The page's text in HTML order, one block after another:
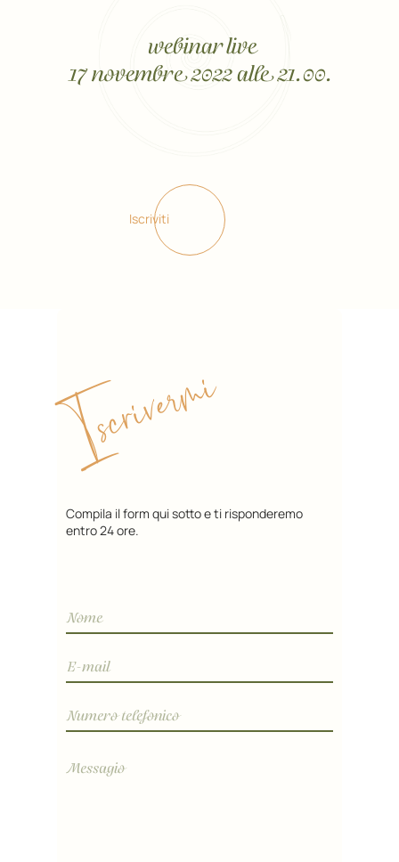
webinar live
17 novembre 2022 alle 21.00.
Iscriviti
Compila il form qui sotto e ti risponderemo
entro 24 ore.
Iscrivermi